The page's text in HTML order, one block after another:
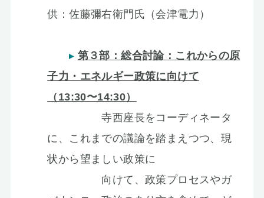
供：佐藤彌右衛門氏（会津電力）
第３部：総合討論：これからの原
子力・エネルギー政策に向けて
（13:30〜14:30）
寺西座長をコーディネータ
に、これまでの議論を踏まえつつ、現
状から望ましい政策に
向けて、政策プロセスやガ